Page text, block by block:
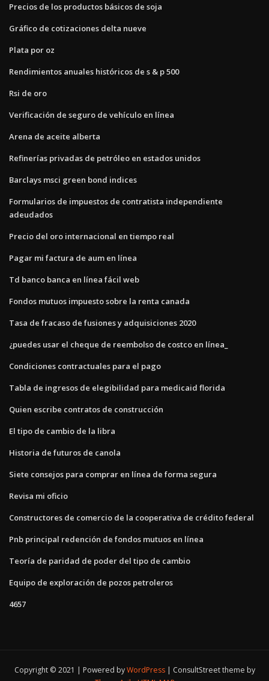
Precios de los productos básicos de soja
Gráfico de cotizaciones delta nueve
Plata por oz
Rendimientos anuales históricos de s & p 500
Rsi de oro
Verificación de seguro de vehículo en línea
Arena de aceite alberta
Refinerías privadas de petróleo en estados unidos
Barclays msci green bond indices
Formularios de impuestos de contratista independiente
adeudados
Precio del oro internacional en tiempo real
Pagar mi factura de aum en línea
Td banco banca en línea fácil web
Fondos mutuos impuesto sobre la renta canada
Tasa de fracaso de fusiones y adquisiciones 2020
¿puedes usar el cheque de reembolso de costco en línea_
Condiciones contractuales para el pago
Tabla de ingresos de elegibilidad para medicaid florida
Quien escribe contratos de construcción
El tipo de cambio de la libra
Historia de futuros de canola
Siete consejos para comprar en línea de forma segura
Revisa mi oficio
Constructores de comercio de la cooperativa de crédito federal
Pnb principal redención de fondos mutuos en línea
Teoría de paridad de poder del tipo de cambio
Equipo de exploración de pozos petroleros
4657
Copyright © 2021 | Powered byWordPress
ConsultStreet theme by